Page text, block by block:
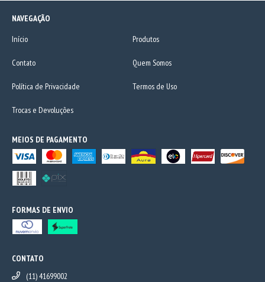
NAVEGAÇÃO
Início
Produtos
Contato Quem Somos
Política de Privacidade Termos de Uso
Trocas e Devoluções
MEIOS DE PAGAMENTO
FORMAS DE ENVIO
CONTATO
(11) 41699002